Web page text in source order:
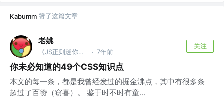
Kabumm 赞了这篇文章
老姚
《JS正则迷你书》作者 · 7年前
关注
你未必知道的49个CSS知识点
本文的每一条，都是我曾经发过的掘金沸点，其中有很多条
超过了百赞（窃喜）。 鉴于时不时有童...